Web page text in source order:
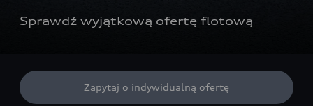
Sprawdź wyjątkową ofertę flotową
Zapytaj o indywidualną ofertę